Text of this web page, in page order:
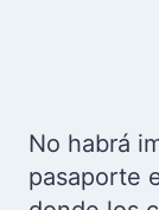
No habrá
pasaporte